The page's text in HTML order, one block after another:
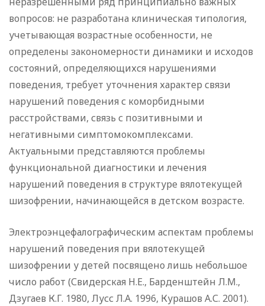
вопросов: не разработана клиническая типология,
учетывающая возрастные особенности, не
определены закономерности динамики и исходов
состояний, определяющихся нарушениями
поведения, требует уточнения характер связи
нарушений поведения с коморбидными
расстройствами, связь с позитивными и
негативными симптомокомплексами.
Актуальными представляются проблемы
функциональной диагностики и лечения
нарушений поведения в структуре вялотекущей
шизофрении, начинающейся в детском возрасте.
Электроэнцефалографическим аспектам проблемы
нарушений поведения при вялотекущей
шизофрении у детей посвящено лишь небольшое
число работ (Свидерская Н.Е., Барденштейн Л.М.,
Дзугаев К.Г. 1980, Лусс Л.А. 1996, Курашов А.С. 2001).